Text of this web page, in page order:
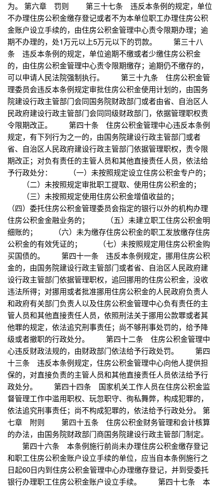
为。 第六章 罚则 第三十七条 违反本条例的规定，单位
不办理住房公积金缴存登记或者不为本单位职工办理住房公积
金账户设立手续的，由住房公积金管理中心责令限期办理；逾
期不办理的，处1万元以上5万元以下的罚款。 第三十八
条 违反本条例的规定，单位逾期不缴或者少缴住房公积金
的，由住房公积金管理中心责令限期缴存；逾期仍不缴存的，
可以申请人民法院强制执行。 第三十九条 住房公积金管
理委员会违反本条例规定审批住房公积金使用计划的，由国务
院建设行政主管部门会同国务院财政部门或者由省、自治区人
民政府建设行政主管部门会同同级财政部门，依据管理职权责
令限期改正。 第四十条 住房公积金管理中心违反本条例
规定，有下列行为之一的，由国务院建设行政主管部门或者
省、自治区人民政府建设行政主管部门依据管理职权，责令限
期改正；对负有责任的主管人员和其他直接责任人员，依法给
予行政处分： （一）未按照规定设立住房公积金专户的；
（二）未按照规定审批职工提取、使用住房公积金的；
（三）未按照规定使用住房公积金增值收益的；
（四）委托住房公积金管理委员会指定的银行以外的机构办理
住房公积金金融业务的； （五）未建立职工住房公积金明
细账的； （六）未为缴存住房公积金的职工发放缴存住房
公积金的有效凭证的； （七）未按照规定用住房公积金购
买国债的。 第四十一条 违反本条例规定，挪用住房公积
金的，由国务院建设行政主管部门或者省、自治区人民政府建
设行政主管部门依据管理职权，追回挪用的住房公积金，没收
违法所得；对挪用或者批准挪用住房公积金的人民政府负责人
和政府有关部门负责人以及住房公积金管理中心负有责任的主
管人员和其他直接责任人员，依照刑法关于挪用公款罪或者其
他罪的规定，依法追究刑事责任；尚不够刑事处罚的，给予降
级或者撤职的行政处分。 第四十二条 住房公积金管理中
心违反财政法规的，由财政部门依法给予行政处罚。 第四
十三条 违反本条例规定，住房公积金管理中心向他人提供担
保的，对直接负责的主管人员和其他直接责任人员依法给予行
政处分。 第四十四条 国家机关工作人员在住房公积金监
督管理工作中滥用职权、玩忽职守、徇私舞弊，构成犯罪的，
依法追究刑事责任；尚不构成犯罪的，依法给予行政处分。 第
七章 附则 第四十五条 住房公积金财务管理和会计核算
的办法，由国务院财政部门商国务院建设行政主管部门制定。
第四十六条 本条例施行前尚未办理住房公积金缴存登记
和职工住房公积金账户设立手续的单位，应当自本条例施行之
日起60日内到住房公积金管理中心办理缴存登记，并到受委托
银行办理职工住房公积金账户设立手续。 第四十七条 本